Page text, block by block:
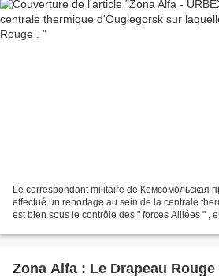
Le correspondant militaire de Комсомо́льская
effectué un reportage au sein de la centrale
est bien sous le contrôle des " forces Alliées " ,
Zona Alfa : Le Drapeau